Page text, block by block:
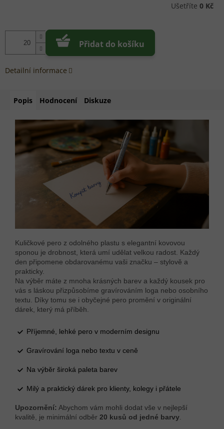
Ušetříte 0 Kč
Přidat do košíku
Detailní informace
Popis Hodnocení Diskuze
Kuličkové pero z odolného plastu s elegantní kovovou
sponou je drobnost, která umí udělat velkou radost. Každý
den připomene obdarovanému vaši značku – stylově a
prakticky.
Na výběr máte z mnoha krásných barev a každý kousek pro
vás s láskou přizpůsobíme gravírováním loga nebo osobního
textu. Díky tomu se i obyčejné pero promění v originální
dárek, který má příběh.
Příjemné, lehké pero v moderním designu
Gravírování loga nebo textu v ceně
Na výběr široká paleta barev
Milý a praktický dárek pro klienty, kolegy i přátele
Upozornění: Abychom vám mohli dodat vše v nejlepší
kvalitě, je minimální odběr 20 kusů od jedné barvy.